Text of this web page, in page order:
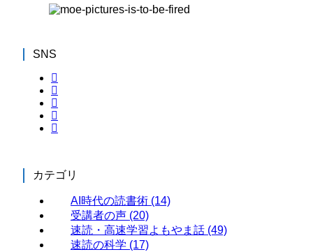
SNS
カテゴリ
AI時代の読書術 (14)
受講者の声 (20)
速読・高速学習よもやま話 (49)
速読の科学 (17)